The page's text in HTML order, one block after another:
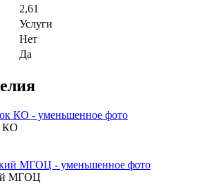
2,61
Услуги
Нет
Да
КО
МГОЦ